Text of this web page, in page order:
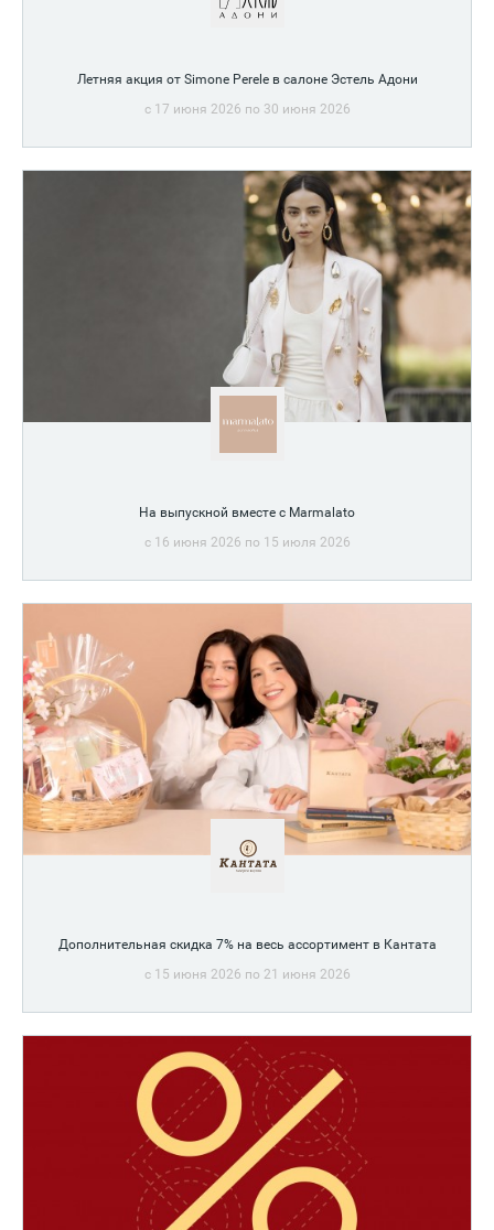
Летняя акция от Simone Perele в салоне Эстель Адони
c 17 июня 2026 по 30 июня 2026
На выпускной вместе с Marmalato
c 16 июня 2026 по 15 июля 2026
Дополнительная скидка 7% на весь ассортимент в Кантата
c 15 июня 2026 по 21 июня 2026